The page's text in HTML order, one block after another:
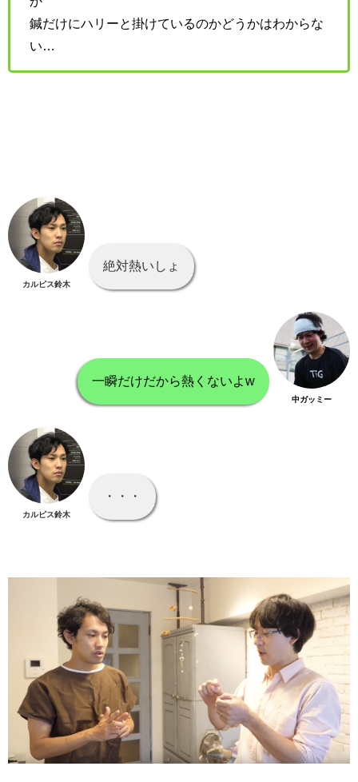
鍼だけにハリーと掛けているのかどうかはわからな
い…
カルピス鈴木
絶対熱いしょ
一瞬だけだから熱くないよw
中ガッミー
カルピス鈴木
・・・